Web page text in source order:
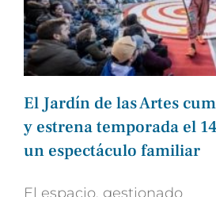
El Jardín de las Artes
y estrena temporada el
un espectáculo familiar
El espacio, gestionado